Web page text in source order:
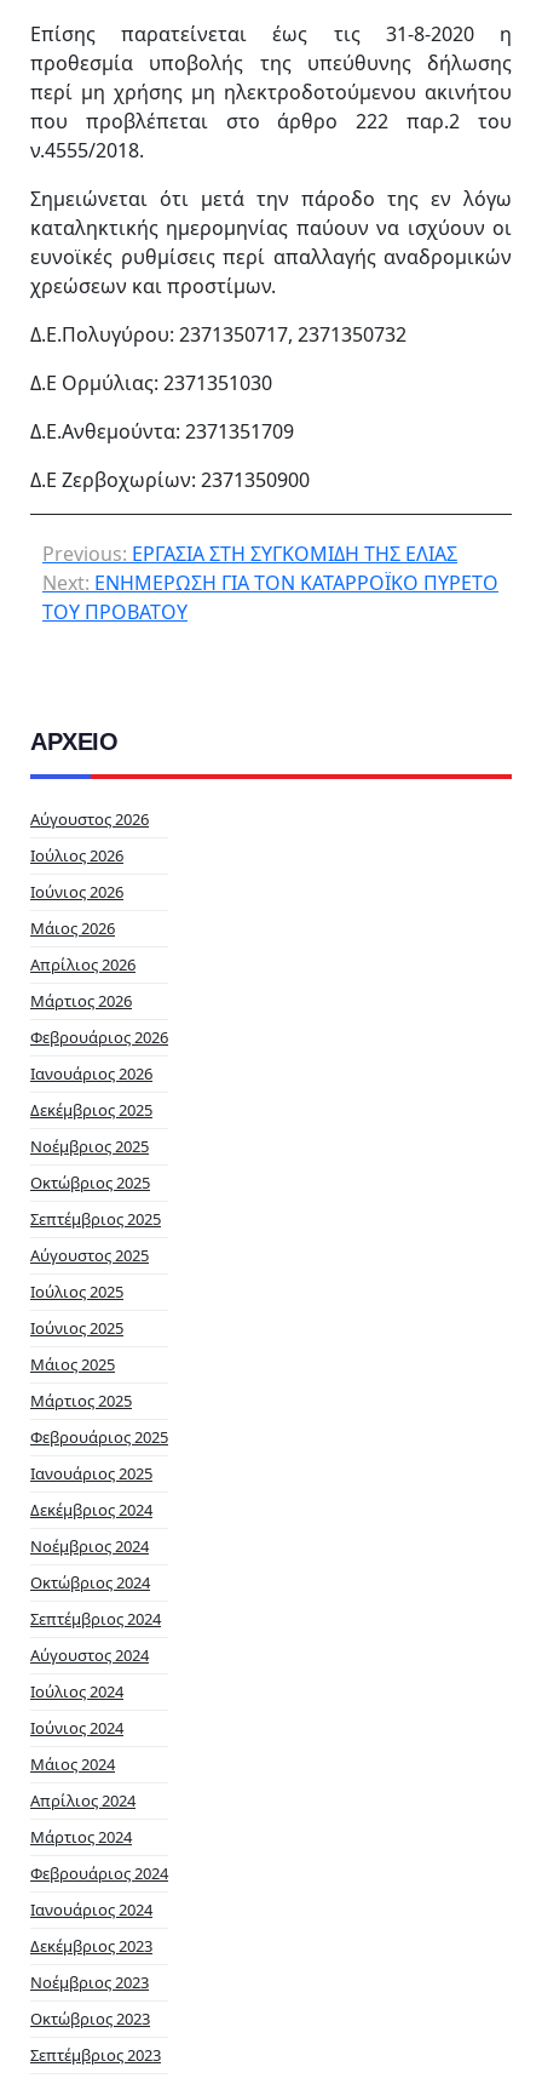
Επίσης παρατείνεται έως τις 31-8-2020 η
προθεσμία υποβολής της υπεύθυνης δήλωσης
περί μη χρήσης μη ηλεκτροδοτούμενου ακινήτου
που προβλέπεται στο άρθρο 222 παρ.2 του
ν.4555/2018.
Σημειώνεται ότι μετά την πάροδο της εν λόγω
καταληκτικής ημερομηνίας παύουν να ισχύουν οι
ευνοϊκές ρυθμίσεις περί απαλλαγής αναδρομικών
χρεώσεων και προστίμων.
Δ.Ε.Πολυγύρου: 2371350717, 2371350732
Δ.Ε Ορμύλιας: 2371351030
Δ.Ε.Ανθεμούντα: 2371351709
Δ.Ε Ζερβοχωρίων: 2371350900
Previous: ΕΡΓΑΣΙΑ ΣΤΗ ΣΥΓΚΟΜΙΔΗ ΤΗΣ ΕΛΙΑΣ
Next: ΕΝΗΜΕΡΩΣΗ ΓΙΑ ΤΟΝ ΚΑΤΑΡΡΟΪΚΟ ΠΥΡΕΤΟ
ΤΟΥ ΠΡΟΒΑΤΟΥ
ΑΡΧΕΙΟ
Αύγουστος 2026
Ιούλιος 2026
Ιούνιος 2026
Μάιος 2026
Απρίλιος 2026
Μάρτιος 2026
Φεβρουάριος 2026
Ιανουάριος 2026
Δεκέμβριος 2025
Νοέμβριος 2025
Οκτώβριος 2025
Σεπτέμβριος 2025
Αύγουστος 2025
Ιούλιος 2025
Ιούνιος 2025
Μάιος 2025
Μάρτιος 2025
Φεβρουάριος 2025
Ιανουάριος 2025
Δεκέμβριος 2024
Νοέμβριος 2024
Οκτώβριος 2024
Σεπτέμβριος 2024
Αύγουστος 2024
Ιούλιος 2024
Ιούνιος 2024
Μάιος 2024
Απρίλιος 2024
Μάρτιος 2024
Φεβρουάριος 2024
Ιανουάριος 2024
Δεκέμβριος 2023
Νοέμβριος 2023
Οκτώβριος 2023
Σεπτέμβριος 2023